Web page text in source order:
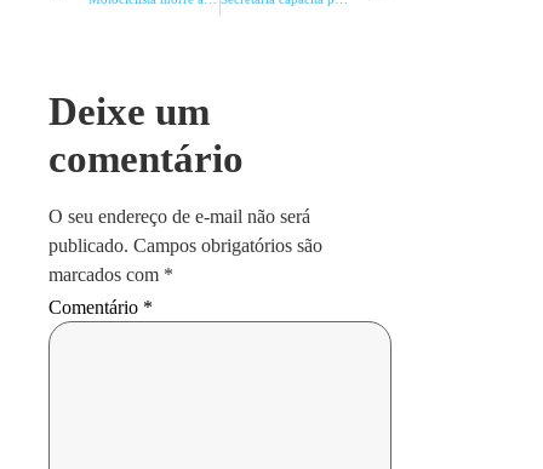
Deixe um
comentário
O seu endereço de e-mail não será
publicado. Campos obrigatórios são
marcados com *
Comentário *